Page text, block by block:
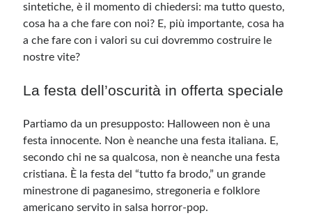
Meta
Feed dei contenuti
sintetiche, è il momento di chiedersi: ma tutto questo,
cosa ha a che fare con noi? E, più importante, cosa ha
a che fare con i valori su cui dovremmo costruire le
nostre vite?
La festa dell’oscurità in offerta speciale
Partiamo da un presupposto: Halloween non è una
festa innocente. Non è neanche una festa italiana. E,
secondo chi ne sa qualcosa, non è neanche una festa
cristiana. È la festa del “tutto fa brodo,” un grande
minestrone di paganesimo, stregoneria e folklore
americano servito in salsa horror-pop.